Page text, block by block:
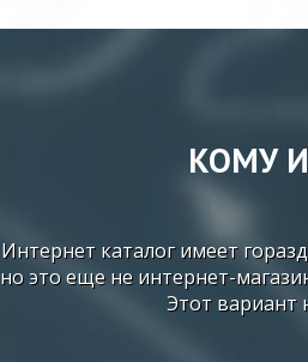
КОМУ
Интернет каталог имеет
но это еще не интернет-
Этот вариант